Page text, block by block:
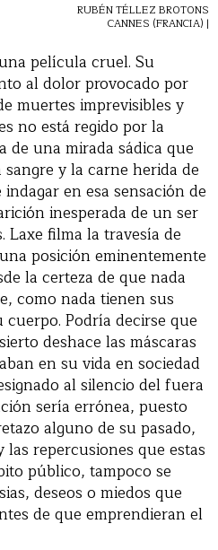
RUBÉN TÉLLEZ BROTONS
CANNES (FRANCIA) |
película cruel. Su
al dolor provocado por
muertes imprevisibles y
no está regido por la
de una mirada sádica que
y la carne herida de
en esa sensación de
inesperada de un ser
filma la travesía de
posición eminentemente
la certeza de que nada
como nada tienen sus
Podría decirse que
deshace las máscaras
en su vida en sociedad
al silencio del fuera
sería errónea, puesto
alguno de su pasado,
repercusiones que estas
público, tampoco se
deseos o miedos que
de que emprendieran el